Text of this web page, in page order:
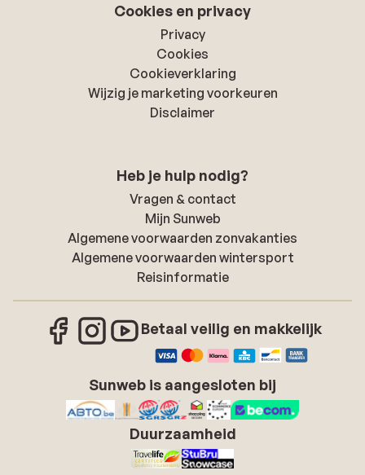
Cookies en privacy
Privacy
Cookies
Cookieverklaring
Wijzig je marketing voorkeuren
Disclaimer
Heb je hulp nodig?
Vragen & contact
Mijn Sunweb
Algemene voorwaarden zonvakanties
Algemene voorwaarden wintersport
Reisinformatie
Betaal veilig en makkelijk
Sunweb is aangesloten bij
Duurzaamheid